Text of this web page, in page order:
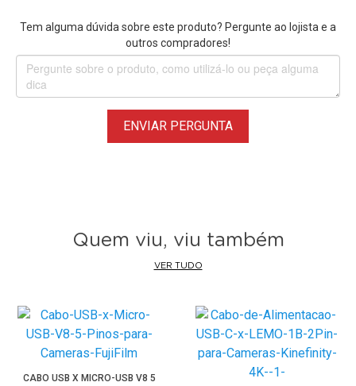
Tem alguma dúvida sobre este produto? Pergunte ao lojista e a
outros compradores!
ENVIAR PERGUNTA
Quem viu, viu também
VER TUDO
CABO USB X MICRO-USB V8 5